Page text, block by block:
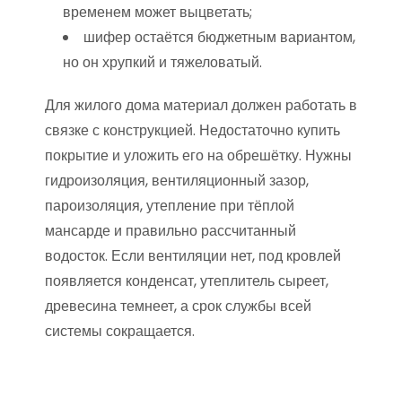
временем может выцветать;
шифер остаётся бюджетным вариантом,
но он хрупкий и тяжеловатый.
Для жилого дома материал должен работать в
связке с конструкцией. Недостаточно купить
покрытие и уложить его на обрешётку. Нужны
гидроизоляция, вентиляционный зазор,
пароизоляция, утепление при тёплой
мансарде и правильно рассчитанный
водосток. Если вентиляции нет, под кровлей
появляется конденсат, утеплитель сыреет,
древесина темнеет, а срок службы всей
системы сокращается.